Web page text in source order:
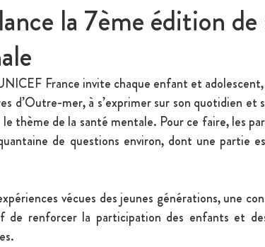
la 7ème édition de
France invite chaque enfant et
d’Outre-mer, à s’exprimer sur son quotidien et
thème de la santé mentale. Pour ce faire, les
de questions environ, dont une partie
vécues des jeunes générations, une
de renforcer la participation des enfants et